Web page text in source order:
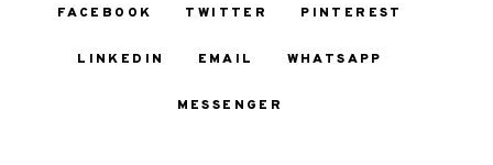
FACEBOOK
TWITTER PINTEREST
LINKEDIN EMAIL WHATSAPP
MESSENGER